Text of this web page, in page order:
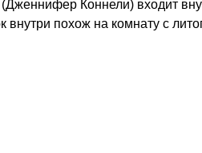
Коннели) входит
внутри похож на комнату с